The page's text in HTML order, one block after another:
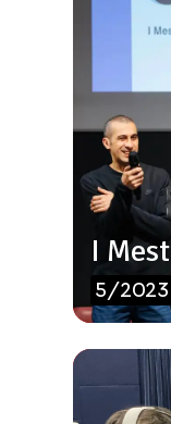
I
5/2023